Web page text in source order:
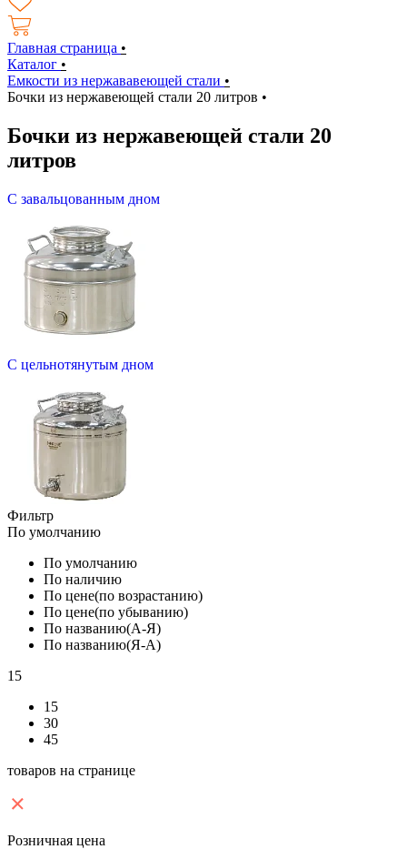
Главная страница •
Каталог •
Емкости из нержававеющей стали •
Бочки из нержавеющей стали 20 литров •
Бочки из нержавеющей стали 20
литров
С завальцованным дном
С цельнотянутым дном
Фильтр
По умолчанию
По умолчанию
По наличию
По цене(по возрастанию)
По цене(по убыванию)
По названию(А-Я)
По названию(Я-А)
15
15
30
45
товаров на странице
Розничная цена